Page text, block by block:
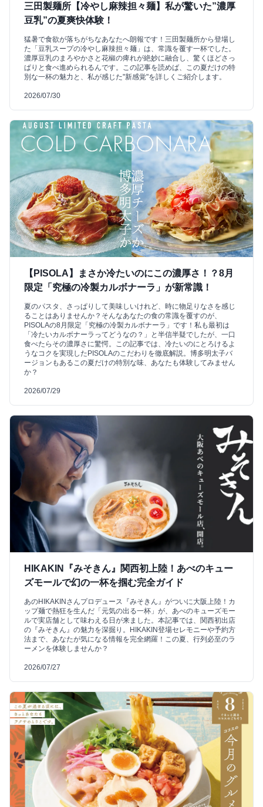
三田製麺所【冷やし麻辣担々麺】私が驚いた”濃厚
豆乳”の夏爽快体験！
猛暑で食欲が落ちがちなあなたへ朗報です！三田製麺所から登場し
た「豆乳スープの冷やし麻辣担々麺」は、常識を覆す一杯でした。
濃厚豆乳のまろやかさと花椒の痺れが絶妙に融合し、驚くほどさっ
ぱりと食べ進められるんです。この記事を読めば、この夏だけの特
別な一杯の魅力と、私が感じた"新感覚"を詳しくご紹介します。
2026/07/30
【PISOLA】まさか冷たいのにこの濃厚さ！？8月
限定「究極の冷製カルボナーラ」が新常識！
夏のパスタ、さっぱりして美味しいけれど、時に物足りなさを感じ
ることはありませんか？そんなあなたの食の常識を覆すのが、
PISOLAの8月限定「究極の冷製カルボナーラ」です！私も最初は
「冷たいカルボナーラってどうなの？」と半信半疑でしたが、一口
食べたらその濃厚さに驚愕。この記事では、冷たいのにとろけるよ
うなコクを実現したPISOLAのこだわりを徹底解説。博多明太子バ
ージョンもあるこの夏だけの特別な味、あなたも体験してみません
か？
2026/07/29
HIKAKIN『みそきん』関西初上陸！あべのキュー
ズモールで幻の一杯を掴む完全ガイド
あのHIKAKINさんプロデュース『みそきん』がついに大阪上陸！カ
ップ麺で熱狂を生んだ「元気の出る一杯」が、あべのキューズモー
ルで実店舗として味わえる日が来ました。本記事では、関西初出店
の『みそきん』の魅力を深掘り。HIKAKIN登場セレモニーや予約方
法まで、あなたが気になる情報を完全網羅！この夏、行列必至のラ
ーメンを体験しませんか？
2026/07/27